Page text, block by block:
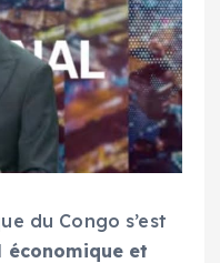
du Congo s’est
économique et